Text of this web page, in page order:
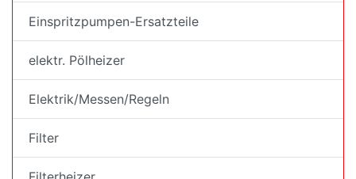
Einspritzpumpen-Ersatzteile
elektr. Pölheizer
Elektrik/Messen/Regeln
Filter